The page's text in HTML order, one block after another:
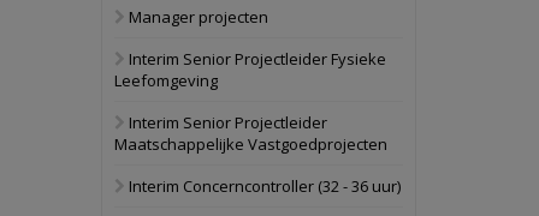
bedrijventerrein
Bekijk
Schuinesloot
Manager projecten
Interim Senior Projectleider Fysieke
Leefomgeving
Interim Senior Projectleider
Maatschappelijke Vastgoedprojecten
Interim Concerncontroller (32 - 36 uur)